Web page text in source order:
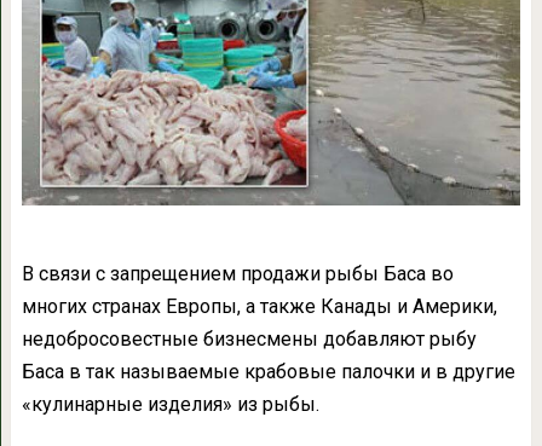
В связи с запрещением продажи рыбы Баса во
многих странах Европы, а также Канады и Америки,
недобросовестные бизнесмены добавляют рыбу
Баса в так называемые крабовые палочки и в другие
«кулинарные изделия» из рыбы.